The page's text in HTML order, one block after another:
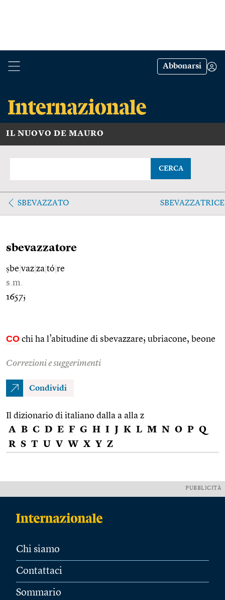
Abbonarsi
IL NUOVO DE MAURO
CERCA
SBEVAZZATO SBEVAZZATRICE
sbevazzatore
ṣbe vaz za tó re
s.m.
1657;
CO chi ha l’abitudine di sbevazzare; ubriacone, beone
Correzioni e suggerimenti
Condividi
Il dizionario di italiano dalla a alla z
A B C D E F G H I J K L M N O P Q
R S T U V W X Y Z
PUBBLICITÀ
Chi siamo
Contattaci
Sommario